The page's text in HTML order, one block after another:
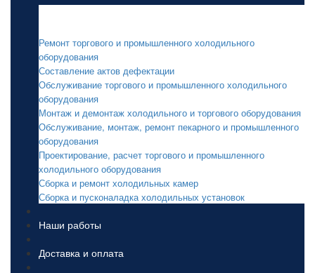
Ремонт торгового и промышленного холодильного
оборудования
Составление актов дефектации
Обслуживание торгового и промышленного холодильного
оборудования
Монтаж и демонтаж холодильного и торгового оборудования
Обслуживание, монтаж, ремонт пекарного и промышленного
оборудования
Проектирование, расчет торгового и промышленного
холодильного оборудования
Сборка и ремонт холодильных камер
Сборка и пусконаладка холодильных установок
Наши работы
Доставка и оплата